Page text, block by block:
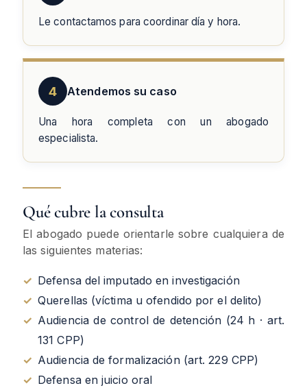
Le contactamos para coordinar día y hora.
4 Atendemos su caso
Una hora completa con un abogado
especialista.
Qué cubre la consulta
El abogado puede orientarle sobre cualquiera de
las siguientes materias:
✓ Defensa del imputado en investigación
✓ Querellas (víctima u ofendido por el delito)
✓ Audiencia de control de detención (24 h · art.
131 CPP)
✓ Audiencia de formalización (art. 229 CPP)
✓ Defensa en juicio oral